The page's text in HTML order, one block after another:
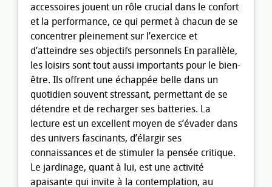
accessoires jouent un rôle crucial dans le confort
et la performance, ce qui permet à chacun de se
concentrer pleinement sur l’exercice et
d’atteindre ses objectifs personnels En parallèle,
les loisirs sont tout aussi importants pour le bien-
être. Ils offrent une échappée belle dans un
quotidien souvent stressant, permettant de se
détendre et de recharger ses batteries. La
lecture est un excellent moyen de s’évader dans
des univers fascinants, d’élargir ses
connaissances et de stimuler la pensée critique.
Le jardinage, quant à lui, est une activité
apaisante qui invite à la contemplation, au